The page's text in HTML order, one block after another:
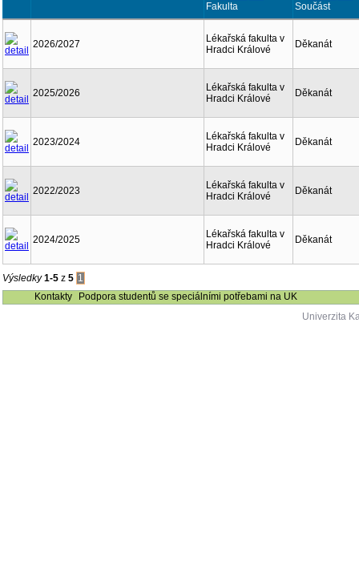
Fakulta
Součást
2026/2027
Lékařská fakulta v
Hradci Králové
Děkanát
2025/2026
Lékařská fakulta v
Hradci Králové
Děkanát
2023/2024
Lékařská fakulta v
Hradci Králové
Děkanát
2022/2023
Lékařská fakulta v
Hradci Králové
Děkanát
2024/2025
Lékařská fakulta v
Hradci Králové
Děkanát
Výsledky1-5 z 5 1
Kontakty
Podpora studentů se speciálními potřebami na UK
Univerzita